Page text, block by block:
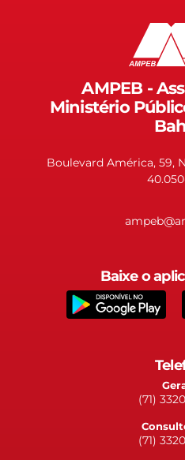
AMPEB -
Ministério
Boulevard América, 59,
Baixe o
(71)
(71)